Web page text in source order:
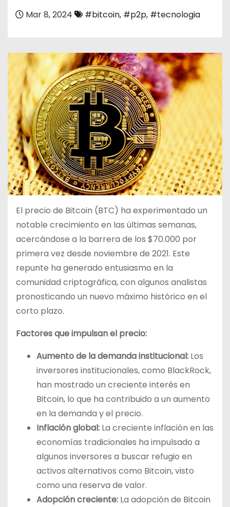
Mar 8, 2024 #bitcoin, #p2p, #tecnologia
El precio de Bitcoin (BTC) ha experimentado un
notable crecimiento en las últimas semanas,
acercándose a la barrera de los $70.000 por
primera vez desde noviembre de 2021. Este
repunte ha generado entusiasmo en la
comunidad criptográfica, con algunos analistas
pronosticando un nuevo máximo histórico en el
corto plazo.
Factores que impulsan el precio:
Aumento de la demanda institucional: Los
inversores institucionales, como BlackRock,
han mostrado un creciente interés en
Bitcoin, lo que ha contribuido a un aumento
en la demanda y el precio.
Inflación global: La creciente inflación en las
economías tradicionales ha impulsado a
algunos inversores a buscar refugio en
activos alternativos como Bitcoin, visto
como una reserva de valor.
Adopción creciente: La adopción de Bitcoin